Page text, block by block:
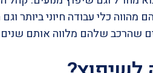
כלי עבודה חיוני ביותר
שהרכב שלהם מלווה אותם שנים